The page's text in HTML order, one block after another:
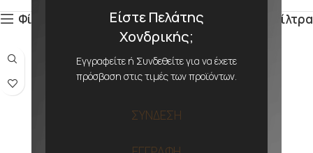
Είστε Πελάτης
Χονδρικής;
Εγγραφείτε ή Συνδεθείτε για να έχετε
πρόσβαση στις τιμές των προϊόντων.
ΣΥΝΔΕΣΗ
Φίλτρα
Φίλτρα